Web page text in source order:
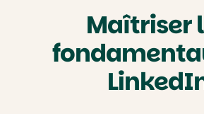
Maîtriser